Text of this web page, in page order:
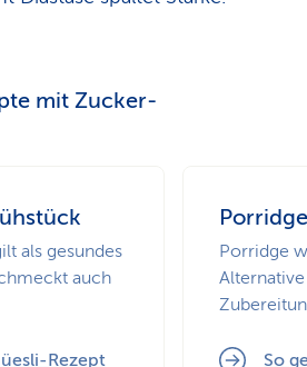
mit Zucker-
als gesundes
auch
Rezept
Porridge
So